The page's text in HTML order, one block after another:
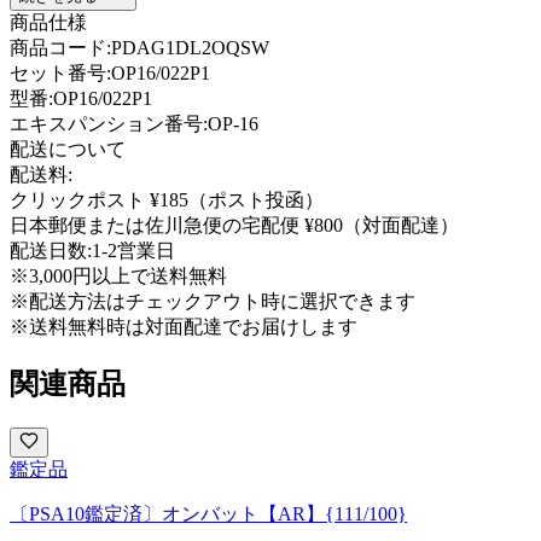
商品仕様
商品コード:PDAG1DL2OQSW
セット番号:OP16/022P1
型番:OP16/022P1
エキスパンション番号:OP-16
配送について
配送料:
クリックポスト ¥185（ポスト投函）
日本郵便または佐川急便の宅配便 ¥800（対面配達）
配送日数:1-2営業日
※3,000円以上で送料無料
※配送方法はチェックアウト時に選択できます
※送料無料時は対面配達でお届けします
関連商品
鑑定品
〔PSA10鑑定済〕オンバット【AR】{111/100}